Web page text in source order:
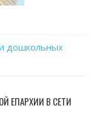
дошкольных
ЕПАРХИИ В СЕТИ